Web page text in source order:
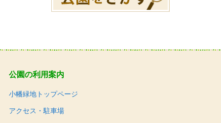
公園の利用案内
小幡緑地トップページ
アクセス・駐車場